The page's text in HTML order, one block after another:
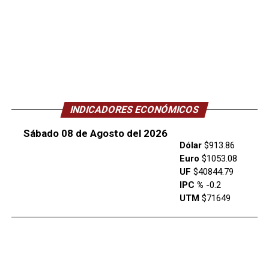
INDICADORES ECONÓMICOS
Sábado 08 de Agosto del 2026
Dólar$913.86
Euro $1053.08
UF $40844.79
IPC % -0.2
UTM $71649